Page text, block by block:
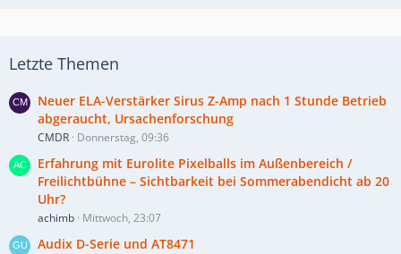
Letzte Themen
Neuer ELA-Verstärker Sirus Z-Amp nach 1 Stunde Betrieb
abgeraucht, Ursachenforschung
CMDR Donnerstag, 09:36
Erfahrung mit Eurolite Pixelballs im Außenbereich /
Freilichtbühne – Sichtbarkeit bei Sommerabendicht ab 20
Uhr?
achimb Mittwoch, 23:07
Audix D-Serie und AT8471